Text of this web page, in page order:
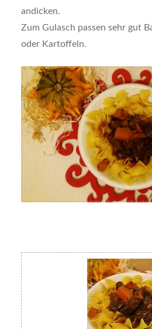
andicken.
Zum Gulasch passen sehr gut
oder Kartoffeln.